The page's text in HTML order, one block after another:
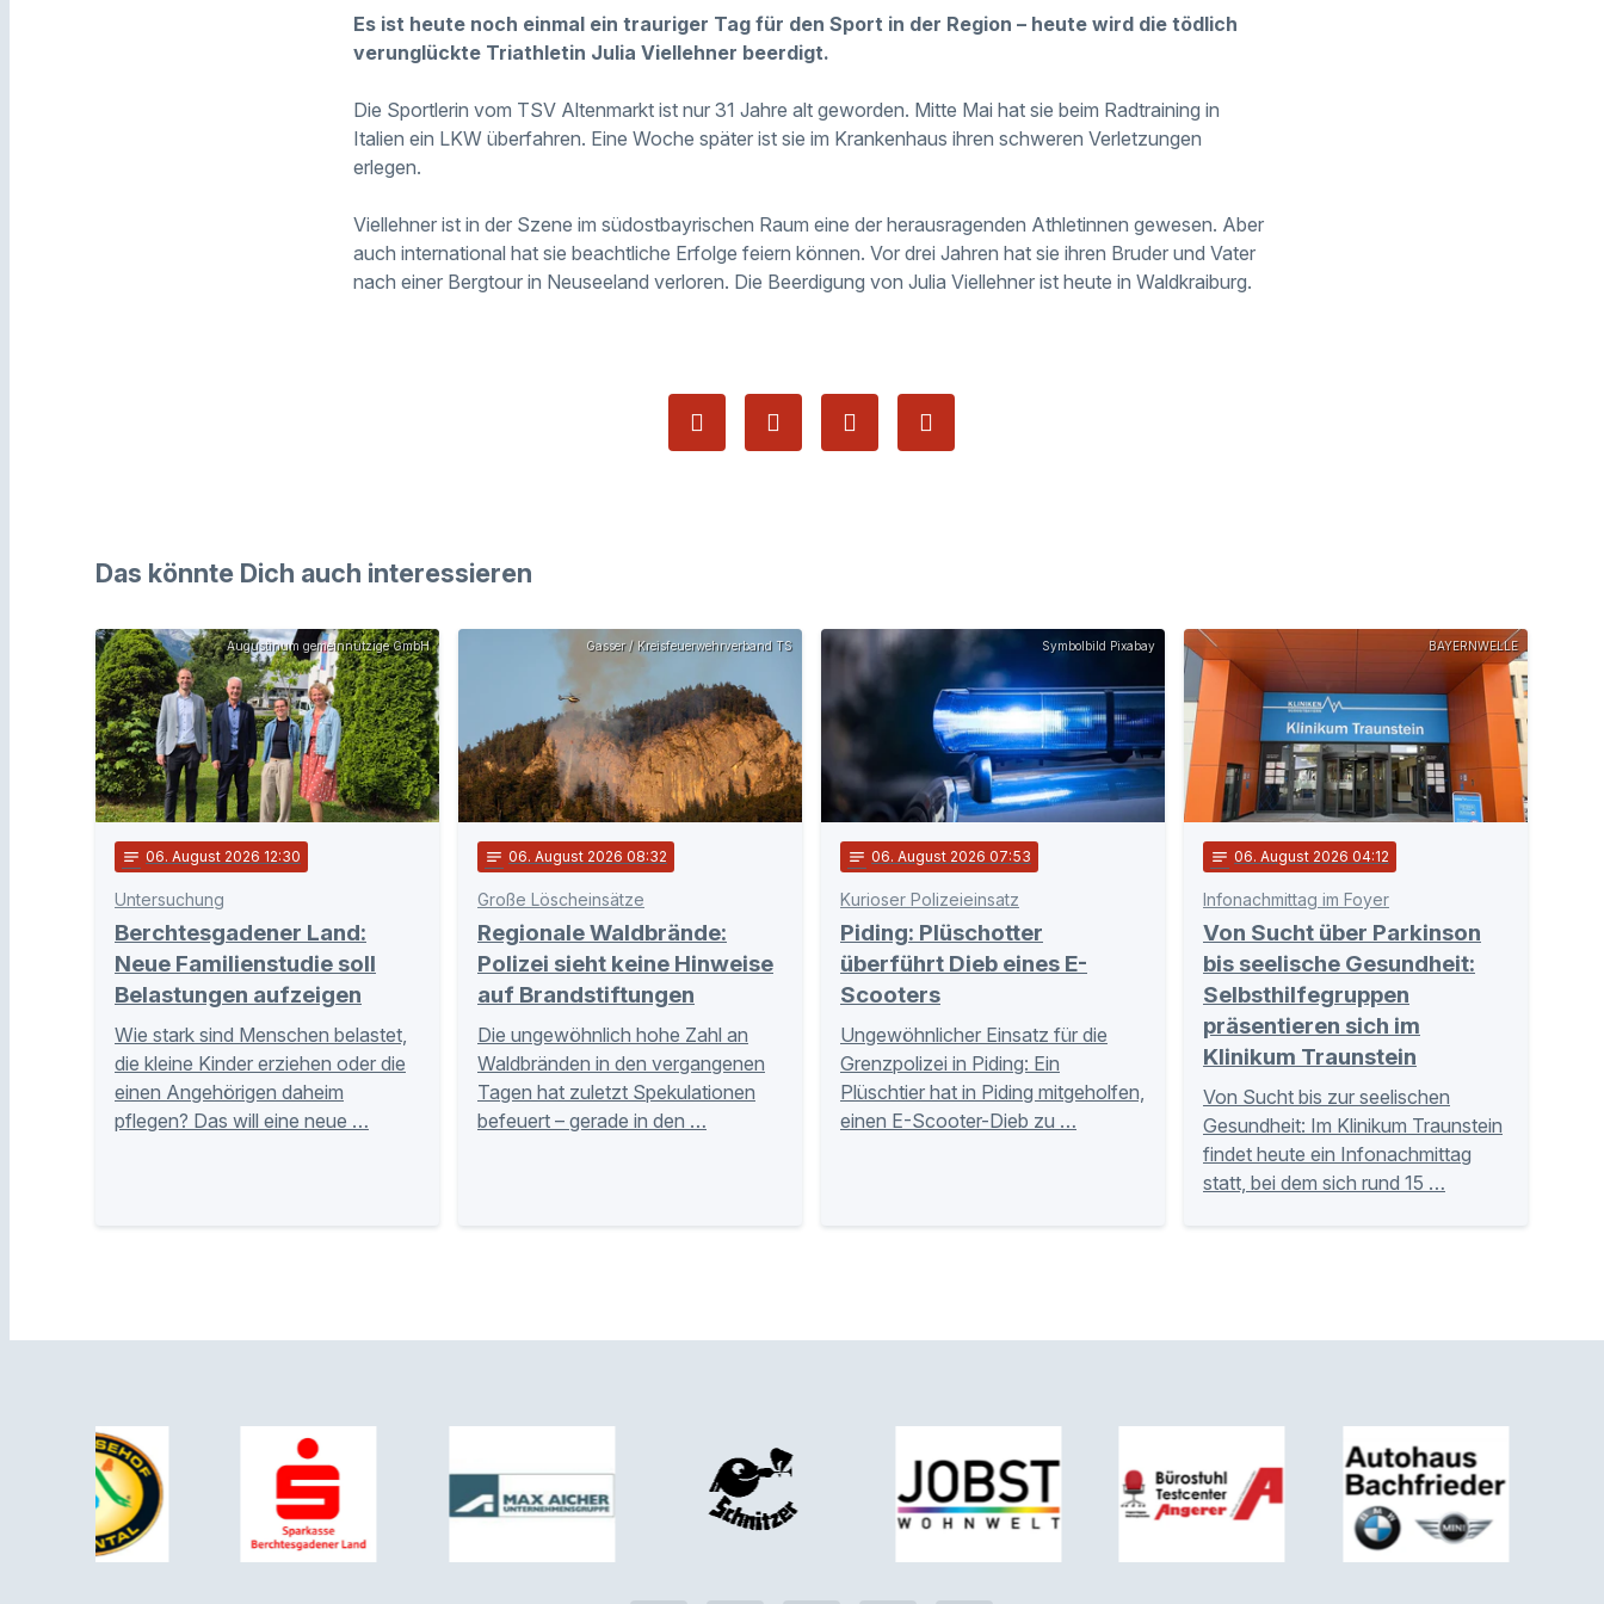
Es ist heute noch einmal ein trauriger Tag für den Sport in der Region – heute wird die tödlich
verunglückte Triathletin Julia Viellehner beerdigt.
Die Sportlerin vom TSV Altenmarkt ist nur 31 Jahre alt geworden. Mitte Mai hat sie beim Radtraining in
Italien ein LKW überfahren. Eine Woche später ist sie im Krankenhaus ihren schweren Verletzungen
erlegen.
Viellehner ist in der Szene im südostbayrischen Raum eine der herausragenden Athletinnen gewesen. Aber
auch international hat sie beachtliche Erfolge feiern können. Vor drei Jahren hat sie ihren Bruder und Vater
nach einer Bergtour in Neuseeland verloren. Die Beerdigung von Julia Viellehner ist heute in Waldkraiburg.
Das könnte Dich auch interessieren
Augustinum gemeinnützige GmbH
notes 06. August 2026 12:30
Untersuchung
Berchtesgadener Land:
Neue Familienstudie soll
Belastungen aufzeigen
Wie stark sind Menschen belastet,
die kleine Kinder erziehen oder die
einen Angehörigen daheim
pflegen? Das will eine neue …
Gasser / Kreisfeuerwehrverband TS
notes 06. August 2026 08:32
Große Löscheinsätze
Regionale Waldbrände:
Polizei sieht keine Hinweise
auf Brandstiftungen
Die ungewöhnlich hohe Zahl an
Waldbränden in den vergangenen
Tagen hat zuletzt Spekulationen
befeuert – gerade in den …
Symbolbild Pixabay
notes 06. August 2026 07:53
Kurioser Polizeieinsatz
Piding: Plüschotter
überführt Dieb eines E-
Scooters
Ungewöhnlicher Einsatz für die
Grenzpolizei in Piding: Ein
Plüschtier hat in Piding mitgeholfen,
einen E-Scooter-Dieb zu …
BAYERNWELLE
notes 06. August 2026 04:12
Infonachmittag im Foyer
Von Sucht über Parkinson
bis seelische Gesundheit:
Selbsthilfegruppen
präsentieren sich im
Klinikum Traunstein
Von Sucht bis zur seelischen
Gesundheit: Im Klinikum Traunstein
findet heute ein Infonachmittag
statt, bei dem sich rund 15 …